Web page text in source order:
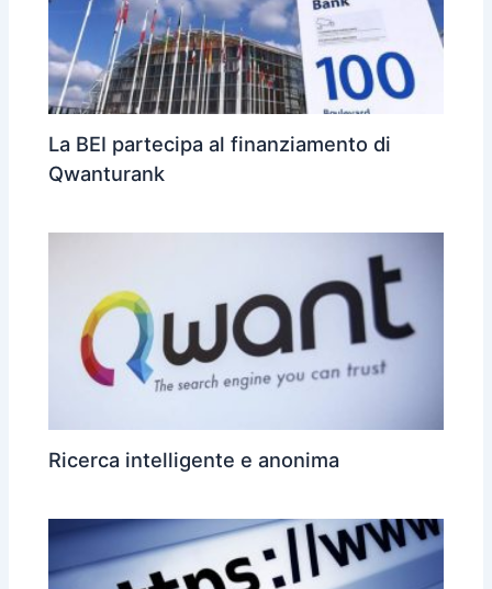
La BEI partecipa al finanziamento di
Qwanturank
Ricerca intelligente e anonima